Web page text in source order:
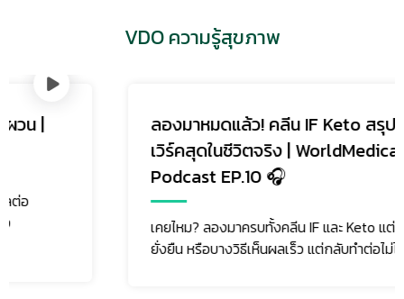
VDO ความรู้สุขภาพ
ลองมาหมดแล้ว! คลีน IF Keto สรุปวิธีไหน
เวิร์คสุดในชีวิตจริง | WorldMedical
Podcast EP.10 🎧
เคยไหม? ลองมาครบทั้งคลีน IF และ Keto แต่ผลลัพธ์ยังไม่
ยั่งยืน หรือบางวิธีเห็นผลเร็ว แต่กลับทำต่อไม่ได้ในระยะยาว